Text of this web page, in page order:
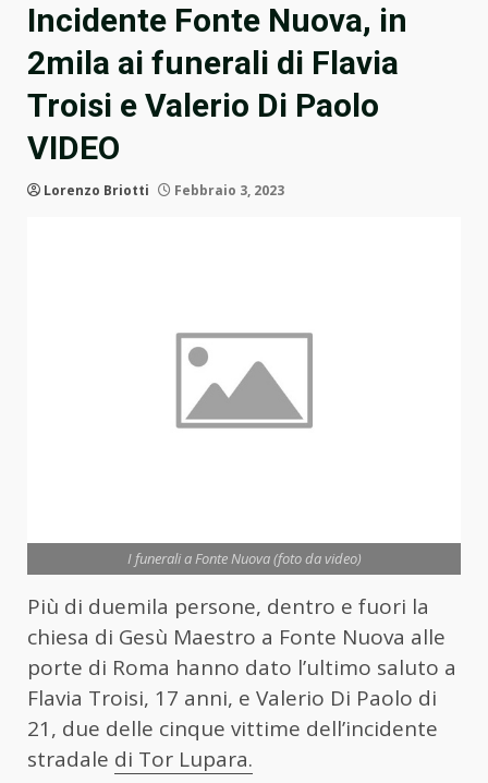
Incidente Fonte Nuova, in
2mila ai funerali di Flavia
Troisi e Valerio Di Paolo
VIDEO
Lorenzo Briotti Febbraio 3, 2023
I funerali a Fonte Nuova (foto da video)
Più di duemila persone, dentro e fuori la
chiesa di Gesù Maestro a Fonte Nuova alle
porte di Roma hanno dato l’ultimo saluto a
Flavia Troisi, 17 anni, e Valerio Di Paolo di
21, due delle cinque vittime dell’incidente
stradale di Tor Lupara.